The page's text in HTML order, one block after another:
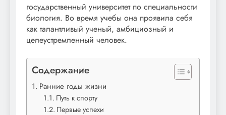
государственный университет по специальности
биология. Во время учебы она проявила себя
как талантливый ученый, амбициозный и
целеустремленный человек.
Содержание
Ранние годы жизни
Путь к спорту
Первые успехи